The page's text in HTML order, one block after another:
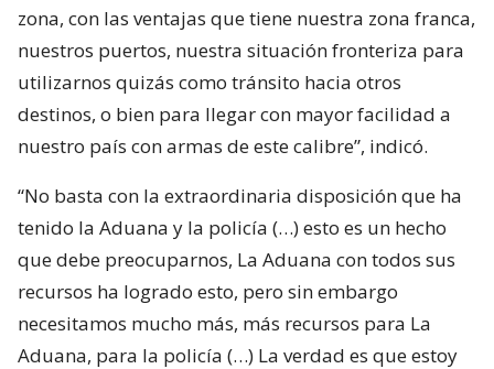
zona, con las ventajas que tiene nuestra zona franca,
nuestros puertos, nuestra situación fronteriza para
utilizarnos quizás como tránsito hacia otros
destinos, o bien para llegar con mayor facilidad a
nuestro país con armas de este calibre”, indicó.
“No basta con la extraordinaria disposición que ha
tenido la Aduana y la policía (…) esto es un hecho
que debe preocuparnos, La Aduana con todos sus
recursos ha logrado esto, pero sin embargo
necesitamos mucho más, más recursos para La
Aduana, para la policía (…) La verdad es que estoy